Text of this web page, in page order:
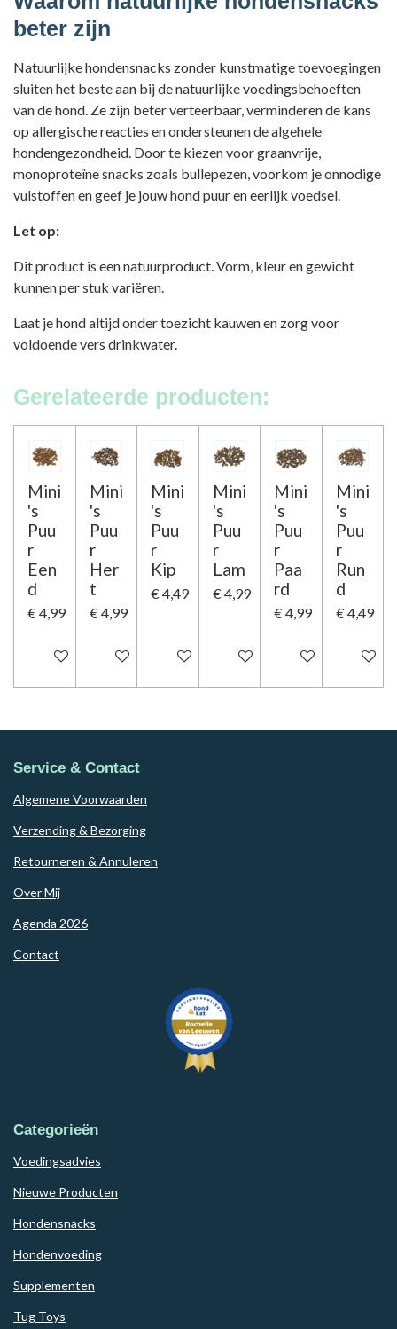
beter zijn
Natuurlijke hondensnacks zonder kunstmatige toevoegingen
sluiten het beste aan bij de natuurlijke voedingsbehoeften
van de hond. Ze zijn beter verteerbaar, verminderen de kans
op allergische reacties en ondersteunen de algehele
hondengezondheid. Door te kiezen voor graanvrije,
monoproteïne snacks zoals bullepezen, voorkom je onnodige
vulstoffen en geef je jouw hond puur en eerlijk voedsel.
Let op:
Dit product is een natuurproduct. Vorm, kleur en gewicht
kunnen per stuk variëren.
Laat je hond altijd onder toezicht kauwen en zorg voor
voldoende vers drinkwater.
Gerelateerde producten:
Mini
's
Puu
r
Een
d
€ 4,99
In winkelwagen
Mini
's
Puu
r
Her
t
€ 4,99
In winkelwagen
Mini
's
Puu
r
Kip
€ 4,49
In winkelwagen
Mini
's
Puu
r
Lam
€ 4,99
In winkelwagen
Mini
's
Puu
r
Paa
rd
€ 4,99
In winkelwagen
Mini
's
Puu
r
Run
d
€ 4,49
In
Service & Contact
Algemene Voorwaarden
Verzending & Bezorging
Retourneren & Annuleren
Over Mij
Agenda 2026
Contact
Categorieën
Voedingsadvies
Nieuwe Producten
Hondensnacks
Hondenvoeding
Supplementen
Tug Toys